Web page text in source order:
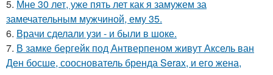
5. Мне 30 лет, уже пять лет как я замужем за
замечательным мужчиной, ему 35.
6. Врачи сделали узи - и были в шоке.
7. В замке бергейк под Антверпеном живут Аксель ван
Ден босше, сооснователь бренда Serax, и его жена,